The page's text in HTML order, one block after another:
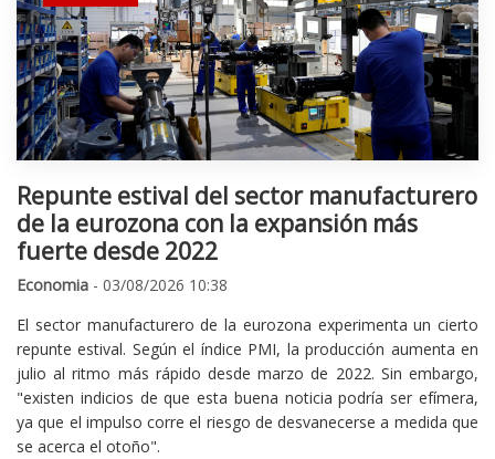
Repunte estival del sector manufacturero
de la eurozona con la expansión más
fuerte desde 2022
Economia - 03/08/2026 10:38
El sector manufacturero de la eurozona experimenta un cierto
repunte estival. Según el índice PMI, la producción aumenta en
julio al ritmo más rápido desde marzo de 2022. Sin embargo,
"existen indicios de que esta buena noticia podría ser efímera,
ya que el impulso corre el riesgo de desvanecerse a medida que
se acerca el otoño".